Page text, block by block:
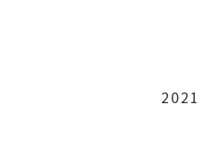
2021